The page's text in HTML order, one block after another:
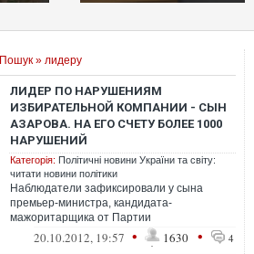
Пошук » лидеру
ЛИДЕР ПО НАРУШЕНИЯМ
ИЗБИРАТЕЛЬНОЙ КОМПАНИИ - СЫН
АЗАРОВА. НА ЕГО СЧЕТУ БОЛЕЕ 1000
НАРУШЕНИЙ
Категорія: Політичні новини України та світу:
читати новини політики
Наблюдатели зафиксировали у сына
премьер-министра, кандидата-
мажоритарщика от Партии
регионов Алексея Азарова более тысячи
фактов нарушений ...
20.10.2012, 19:57 • 1630 • 4